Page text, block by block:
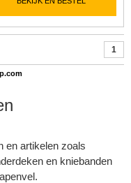
1
en artikelen zoals
en kniebanden